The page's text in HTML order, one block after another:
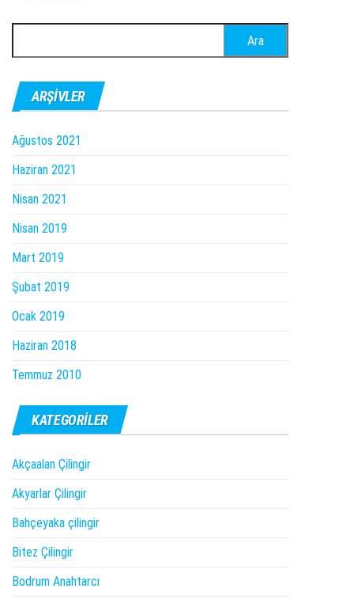
ARŞIVLER
Ağustos 2021
Haziran 2021
Nisan 2021
Nisan 2019
Mart 2019
Şubat 2019
Ocak 2019
Haziran 2018
Temmuz 2010
KATEGORILER
Akçaalan Çilingir
Akyarlar Çilingir
Bahçeyaka çilingir
Bitez Çilingir
Bodrum Anahtarcı